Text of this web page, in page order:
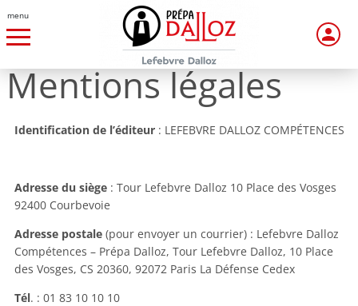
menu
Mentions légales
Identification de l’éditeur: LEFEBVRE DALLOZ COMPÉTENCES
Adresse du siège: Tour Lefebvre Dalloz 10 Place des Vosges
92400 Courbevoie
Adresse postale (pour envoyer un courrier) : Lefebvre Dalloz
Compétences – Prépa Dalloz, Tour Lefebvre Dalloz, 10 Place
des Vosges, CS 20360, 92072 Paris La Défense Cedex
Tél. : 01 83 10 10 10